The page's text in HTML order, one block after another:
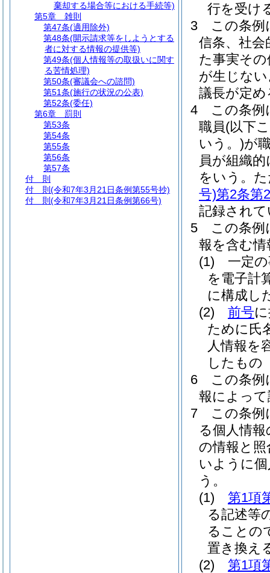
行を受け
3
この条例
信条、社会
た事実そ
が生じな
議長が定
4
この条例
職員(以下
いう。)が
員が組織
をいう。
号)第2条第
記録され
5
この条例
報を含む
(1)
一定
を電子計
に構成し
(2)
前号
ために氏
人情報を
したもの
6
この条例
報によっ
7
この条例
る個人情
の情報と
いように
う。
(1)
第1項
る記述等
ることの
置き換え
(2)
第1項
棄却する場合等における手続等)
第5章
雑則
第47条(適用除外)
第48条(開示請求等をしようとする
者に対する情報の提供等)
第49条(個人情報等の取扱いに関す
る苦情処理)
第50条(審議会への諮問)
第51条(施行の状況の公表)
第52条(委任)
第6章
罰則
第53条
第54条
第55条
第56条
第57条
付 則
付 則 (令和7年3月21日条例第55号抄)
付 則 (令和7年3月21日条例第66号)